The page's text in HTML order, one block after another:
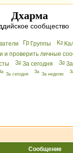
Дхарма
сообщество
Группы
и проверить личные
За сегодня
За сегодня За неделю
Сообщение